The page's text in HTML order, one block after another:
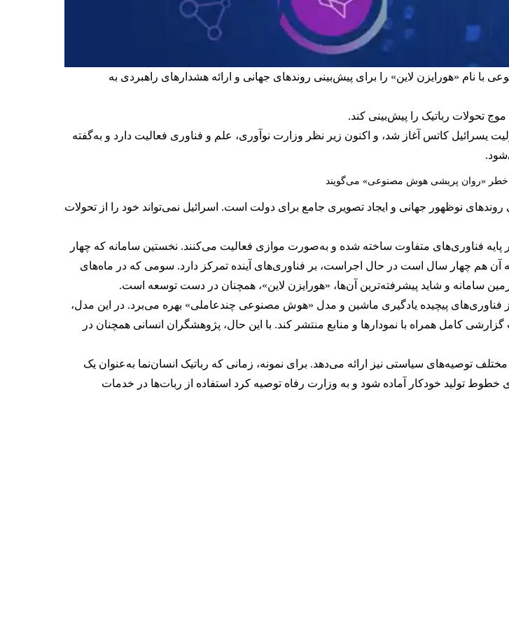
«هورایزن لاین» را برای پیش‌بینی روندهای جهانی و ارائه هشدارهای راهبردی به
اسرائیل تحت مسئولیت یسرائیل کاتس آغاز شد، و اکنون زیر نظر وزارت نوآوری، علم و فناوری فعالیت دارد و به‌گفته
خطر «روان پریشی هوش مصنوعی» می‌گویند
نوظهور جهانی و ایجاد تصویری جامع برای دولت است. اسرائیل نمی‌تواند خود را از تحولات
پایه فناوری‌های متفاوت ساخته شده و به‌صورت موازی فعالیت می‌کنند. نخستین سامانه که چهار
هم چهار سال است در حال اجراست، بر فناوری‌های آینده تمرکز دارد. سومی که در ماه‌های
سامانه و شاید پیشرفته‌ترین آن‌ها، «هورایزن لاین»، همچنان در دست توسعه است.
از فناوری‌های پیچیده یادگیری ماشین و مدل «هوش مصنوعی چندعاملی» بهره می‌برد. در این مدل،
کامل همراه با نمودارها و منابع منتشر کند. با این حال، پژوهشگران انسانی همچنان در
توصیه‌های سیاستی نیز ارائه می‌دهد. برای نمونه، زمانی که رباتیک انسان‌نما به‌عنوان یک
خطوط تولید خودکار آماده شود و به وزارت رفاه توصیه کرد استفاده از ربات‌ها در خدمات